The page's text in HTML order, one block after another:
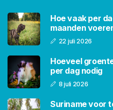
Hoe vaak per
maanden
22 juli 2026
Hoeveel
per dag nodig
8 juli 2026
Suriname voor